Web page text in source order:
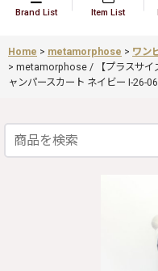
Brand List Item List
Home > metamorphose > ワン
> metamorphose / 【プラスサイ
ャンパースカート ネイビー I-26-